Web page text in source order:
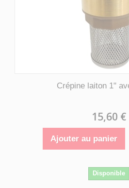
Crépine laiton 1"
15,60 €
Ajouter au panier
Disponible